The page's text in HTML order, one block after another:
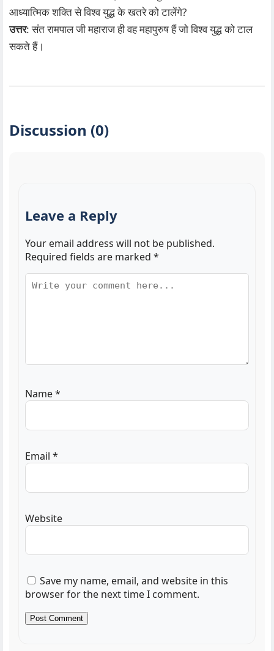
आध्यात्मिक शक्ति से विश्व युद्ध के खतरे को टालेंगे?
उत्तर: संत रामपाल जी महाराज ही वह महापुरुष हैं जो विश्व युद्ध को टाल
सकते हैं।
Discussion (0)
Leave a Reply
Your email address will not be published.
Required fields are marked *
Name*
Email *
Website
Save my name, email, and website in this
browser for the next time I comment.